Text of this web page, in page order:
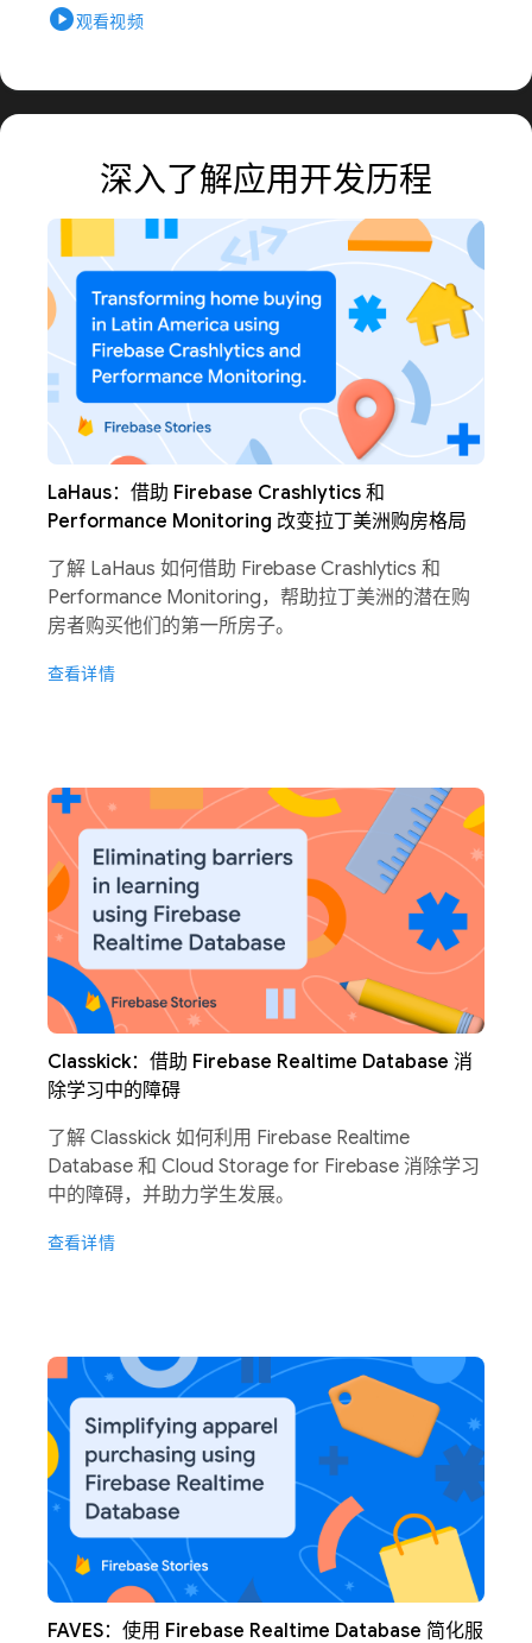
play_circle观看视频
深入了解应用开发历程
LaHaus：借助 Firebase Crashlytics 和
Performance Monitoring 改变拉丁美洲购房格局
了解 LaHaus 如何借助 Firebase Crashlytics 和
Performance Monitoring，帮助拉丁美洲的潜在购
房者购买他们的第一所房子。
查看详情
Classkick：借助 Firebase Realtime Database 消
除学习中的障碍
了解 Classkick 如何利用 Firebase Realtime
Database 和 Cloud Storage for Firebase 消除学习
中的障碍，并助力学生发展。
查看详情
FAVES：使用 Firebase Realtime Database 简化服